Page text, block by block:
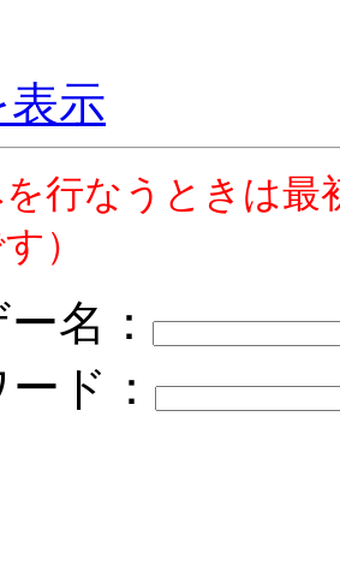
示
行なうときは最
）
名：
ド：